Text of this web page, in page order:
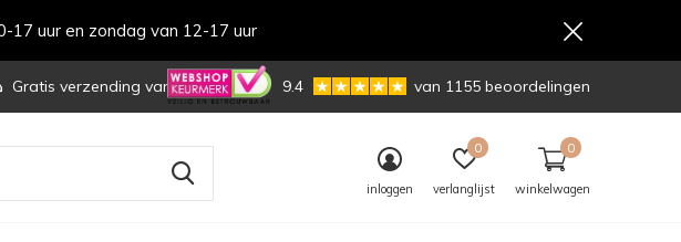
inloggen verlanglijst
0
winkelwagen
0
Gratis verzending vanaf € 70,- 9.4 van 1155 beoordelingen
17 uur en zondag van 12-17 uur